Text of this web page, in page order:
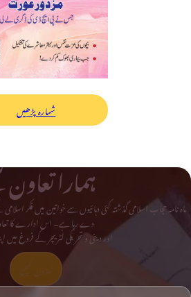
شمارہ پڑھیں
ہمارا تعاون
ماہ نامہ حجاب اسلامی گذشتہ کئی دہائیوں سے خواتین میں فکر
دے رہا ہے۔ اس ادارے کا
اور دینی و تحریکی لٹریچر کے فروغ میں